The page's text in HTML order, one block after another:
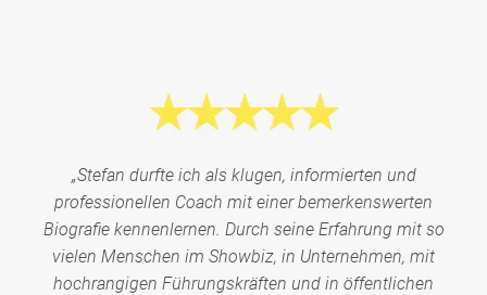
„Stefan durfte ich als klugen, informierten und
professionellen Coach mit einer bemerkenswerten
Biografie kennenlernen. Durch seine Erfahrung mit so
vielen Menschen im Showbiz, in Unternehmen, mit
hochrangigen Führungskräften und in öffentlichen